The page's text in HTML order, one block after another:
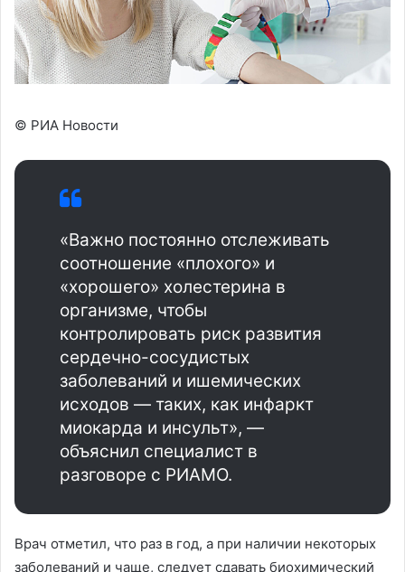
© РИА Новости
«Важно постоянно отслеживать
соотношение «плохого» и
«хорошего» холестерина в
организме, чтобы
контролировать риск развития
сердечно-сосудистых
заболеваний и ишемических
исходов — таких, как инфаркт
миокарда и инсульт», —
объяснил специалист в
разговоре с РИАМО.
Врач отметил, что раз в год, а при наличии некоторых
заболеваний и чаще, следует сдавать биохимический